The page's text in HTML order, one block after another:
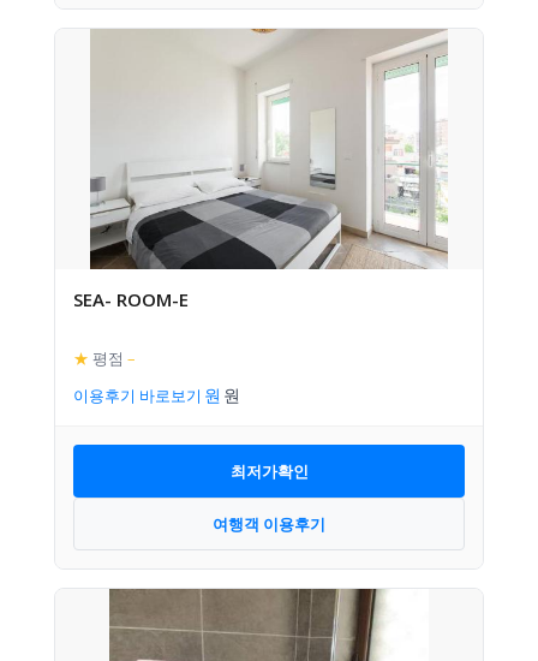
SEA- ROOM-E
★ 평점 –
이용후기 바로보기
최저가확인
여행객 이용후기